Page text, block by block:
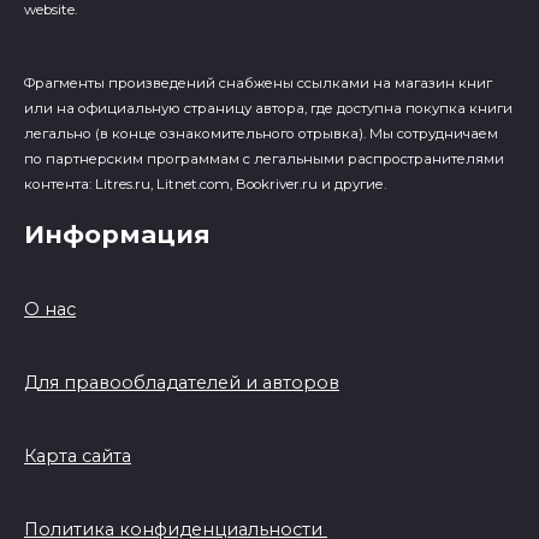
website.
Фрагменты произведений cнабжены ссылками на магазин книг
или на официальную страницу автора, где доступна покупка книги
легально (в конце ознакомительного отрывка). Мы сотрудничаем
по партнерским программам с легальными распространителями
контента: Litres.ru, Litnet.com, Bookriver.ru и другие.
Информация
О нас
Для правообладателей и авторов
Карта сайта
Политика конфиденциальности